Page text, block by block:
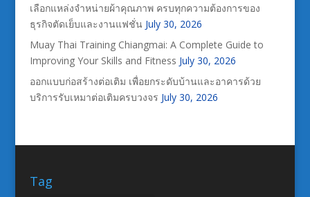
เลือกแหล่งจำหน่ายผ้าคุณภาพ ครบทุกความต้องการของ
ธุรกิจตัดเย็บและงานแฟชั่น July 30, 2026
Muay Thai Training Chiangmai: A Complete Guide to
Improving Your Skills and Fitness July 30, 2026
ออกแบบก่อสร้างต่อเติม เพื่อยกระดับบ้านและอาคารด้วย
บริการรับเหมาต่อเติมครบวงจร July 30, 2026
Tag